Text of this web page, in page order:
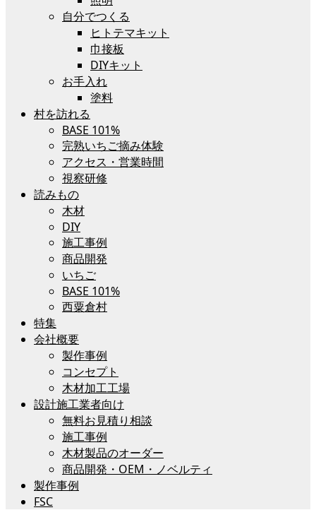
自分でつくる
ヒトテマキット
巾接板
DIYキット
お手入れ
塗料
村を訪れる
BASE 101%
完熟いちご摘み体験
アクセス・営業時間
視察研修
読みもの
木材
DIY
施工事例
商品開発
いちご
BASE 101%
西粟倉村
特集
会社概要
製作事例
コンセプト
木材加工工場
設計施工業者向け
無料お見積り相談
施工事例
木材製品のオーダー
商品開発・OEM・ノベルティ
製作事例
FSC